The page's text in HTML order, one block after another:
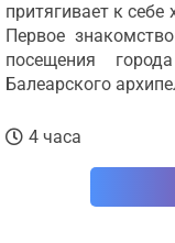
притягивает к
Первое
посещения
Балеарского
4 часа